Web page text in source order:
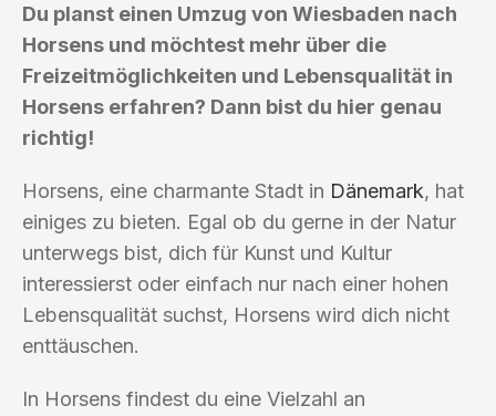
Du planst einen Umzug von Wiesbaden nach
Horsens und möchtest mehr über die
Freizeitmöglichkeiten und Lebensqualität in
Horsens erfahren? Dann bist du hier genau
richtig!
Horsens, eine charmante Stadt in Dänemark, hat
einiges zu bieten. Egal ob du gerne in der Natur
unterwegs bist, dich für Kunst und Kultur
interessierst oder einfach nur nach einer hohen
Lebensqualität suchst, Horsens wird dich nicht
enttäuschen.
In Horsens findest du eine Vielzahl an